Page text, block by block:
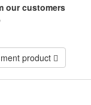
our customers
product